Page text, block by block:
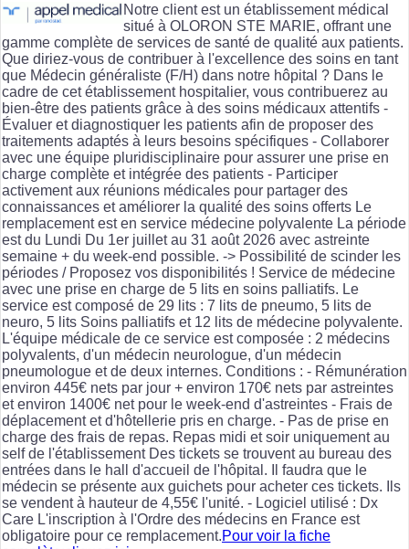
Notre client est un établissement médical
situé à OLORON STE MARIE, offrant une
gamme complète de services de santé de qualité aux patients.
Que diriez-vous de contribuer à l'excellence des soins en tant
que Médecin généraliste (F/H) dans notre hôpital ? Dans le
cadre de cet établissement hospitalier, vous contribuerez au
bien-être des patients grâce à des soins médicaux attentifs -
Évaluer et diagnostiquer les patients afin de proposer des
traitements adaptés à leurs besoins spécifiques - Collaborer
avec une équipe pluridisciplinaire pour assurer une prise en
charge complète et intégrée des patients - Participer
activement aux réunions médicales pour partager des
connaissances et améliorer la qualité des soins offerts Le
remplacement est en service médecine polyvalente La période
est du Lundi Du 1er juillet au 31 août 2026 avec astreinte
semaine + du week-end possible. -> Possibilité de scinder les
périodes / Proposez vos disponibilités ! Service de médecine
avec une prise en charge de 5 lits en soins palliatifs. Le
service est composé de 29 lits : 7 lits de pneumo, 5 lits de
neuro, 5 lits Soins palliatifs et 12 lits de médecine polyvalente.
L'équipe médicale de ce service est composée : 2 médecins
polyvalents, d'un médecin neurologue, d'un médecin
pneumologue et de deux internes. Conditions : - Rémunération
environ 445€ nets par jour + environ 170€ nets par astreintes
et environ 1400€ net pour le week-end d'astreintes - Frais de
déplacement et d'hôtellerie pris en charge. - Pas de prise en
charge des frais de repas. Repas midi et soir uniquement au
self de l'établissement Des tickets se trouvent au bureau des
entrées dans le hall d'accueil de l'hôpital. Il faudra que le
médecin se présente aux guichets pour acheter ces tickets. Ils
se vendent à hauteur de 4,55€ l'unité. - Logiciel utilisé : Dx
Care L'inscription à l'Ordre des médecins en France est
obligatoire pour ce remplacement.Pour voir la fiche